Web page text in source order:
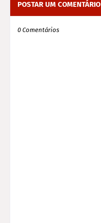
POSTAR UM COMENTÁRIO
0 Comentários